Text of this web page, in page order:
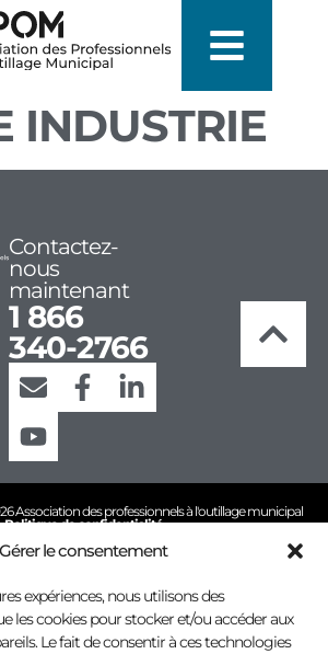
Gérer le consentement
expériences, nous utilisons des
les cookies pour stocker et/ou accéder aux
Le fait de consentir à ces technologies
INDUSTRIE
Contactez-
nous
maintenant
1 866
340-2766
Association des professionnels à l'outillage municipal
Politique de confidentialité